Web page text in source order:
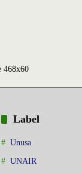
Label
Unusa
UNAIR